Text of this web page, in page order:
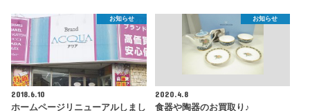
お知らせ
2018.6.10
ホームページリニューアルしまし
お知らせ
2020.4.8
食器や陶器のお買取り♪